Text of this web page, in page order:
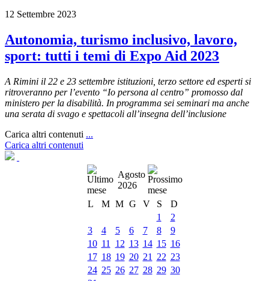
12 Settembre 2023
Autonomia, turismo inclusivo, lavoro,
sport: tutti i temi di Expo Aid 2023
A Rimini il 22 e 23 settembre istituzioni, terzo settore ed esperti si
ritroveranno per l’evento “Io persona al centro” promosso dal
ministero per la disabilità. In programma sei seminari ma anche
una serata di svago e spettacoli all’insegna dell’inclusione
Carica altri contenuti ...
Carica altri contenuti
Agosto
2026
L
M M G V S
D
1
2
3
4 5 6 7 8
9
10 11 12 13 14 15 16
17 18 19 20 21 22 23
24 25 26 27 28 29 30